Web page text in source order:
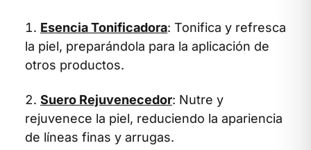
Esencia Tonificadora: Tonifica y refresca
la piel, preparándola para la aplicación de
otros productos.
Suero Rejuvenecedor: Nutre y
rejuvenece la piel, reduciendo la apariencia
de líneas finas y arrugas.